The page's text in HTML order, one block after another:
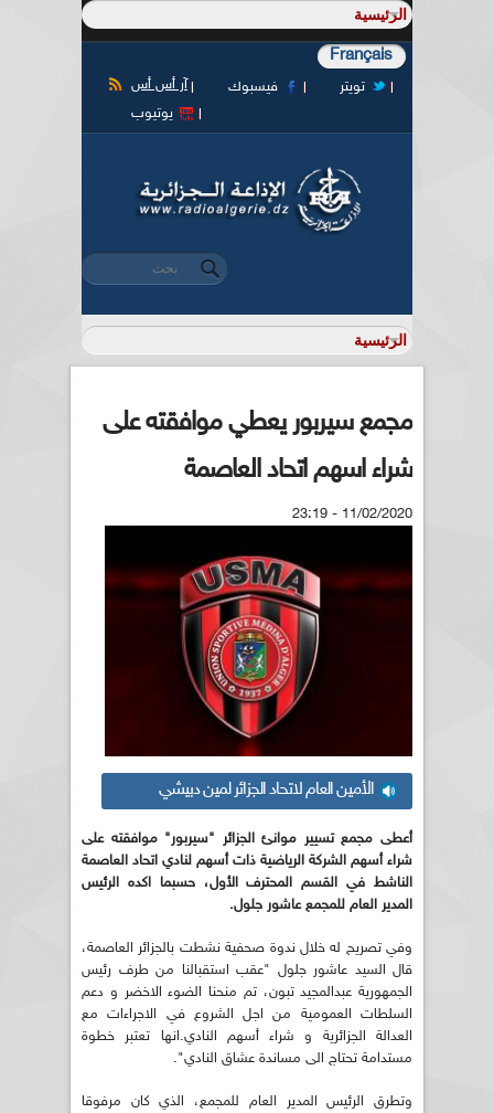
Français
آر أس أس فيسبوك
تويتر
يوتيوب
استمارة البحث
‏بحث ‏
مجمع سيربور يعطي موافقته على
شراء اسهم اتحاد العاصمة
11/02/2020 - 23:19
الأمين العام لاتحاد الجزائر لمين دبيشي
أعطى مجمع تسيير موانئ الجزائر "سيربور" موافقته على
شراء أسهم الشركة الرياضية ذات أسهم لنادي اتحاد العاصمة
الناشط في القسم المحترف الأول، حسبما اكده الرئيس
المدير العام للمجمع عاشور جلول.
وفي تصريح له خلال ندوة صحفية نشطت بالجزائر العاصمة،
قال السيد عاشور جلول "عقب استقبالنا من طرف رئيس
الجمهورية عبدالمجيد تبون، تم منحنا الضوء الاخضر و دعم
السلطات العمومية من اجل الشروع في الاجراءات مع
العدالة الجزائرية و شراء أسهم النادي.انها تعتبر خطوة
مستدامة تحتاج الى مساندة عشاق النادي".
وتطرق الرئيس المدير العام للمجمع، الذي كان مرفوقا